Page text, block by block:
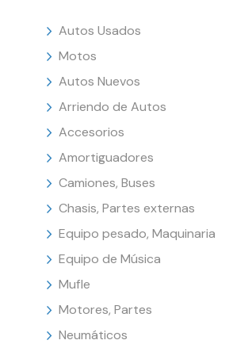
Autos Usados
Motos
Autos Nuevos
Arriendo de Autos
Accesorios
Amortiguadores
Camiones, Buses
Chasis, Partes externas
Equipo pesado, Maquinaria
Equipo de Música
Mufle
Motores, Partes
Neumáticos